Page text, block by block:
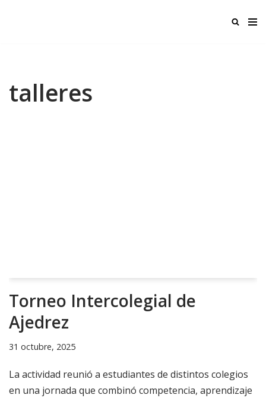
talleres
Torneo Intercolegial de
Ajedrez
31 octubre, 2025
La actividad reunió a estudiantes de distintos colegios
en una jornada que combinó competencia, aprendizaje